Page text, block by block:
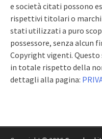
e società citati possono
rispettivi titolari o
stati utilizzati a puro
possessore, senza alcun
Copyright vigenti.
in totale rispetto della
dettagli alla pagina: